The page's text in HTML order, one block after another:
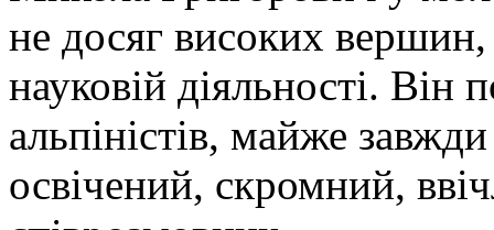
не досяг високих
науковій діяльності. Він
альпіністів, майже
освічений, скромний,